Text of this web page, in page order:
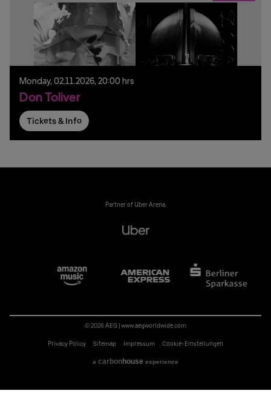
Monday, 02.11.2026, 20:00 hrs
Don Toliver
Tickets & Info
Partner of Uber Arena:
© 2026 AEG |www.aegworldwide.com
Privacy Policy Sitemap Impressum Cookie-Einstellungen
a carbonhouse experience